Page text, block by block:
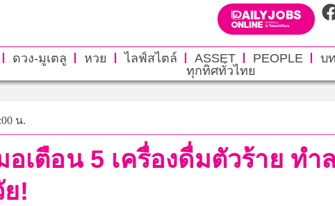
ดวง-มูเตลู หวย ไลฟ์สไตล์ ASSET PEOPLE บ
ทุกทิศทั่วไทย
น.
เตือน 5 เครื่องดื่มตัวร้าย ทำ
!